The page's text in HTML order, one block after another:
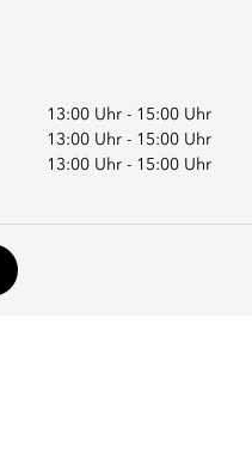
13:00 Uhr - 15:00 Uhr
13:00 Uhr - 15:00 Uhr
13:00 Uhr - 15:00 Uhr